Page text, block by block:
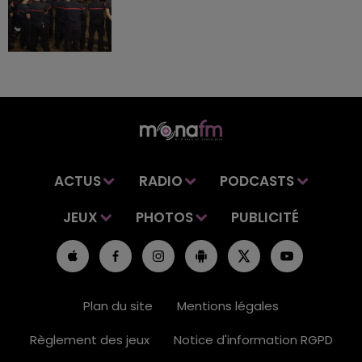
ACTUS RADIO
PODCASTS
JEUX
PHOTOS PUBLICITÉ
Plan du site
Mentions légales
Règlement des jeux
Notice d'information RGPD